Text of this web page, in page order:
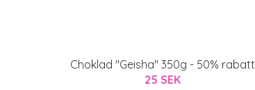
Choklad "Geisha" 350g - 50% rabatt
25 SEK